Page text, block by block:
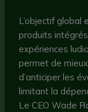
L’objectif
produits
expériences
permet de
d’anticiper les
limitant la
Le CEO Wade